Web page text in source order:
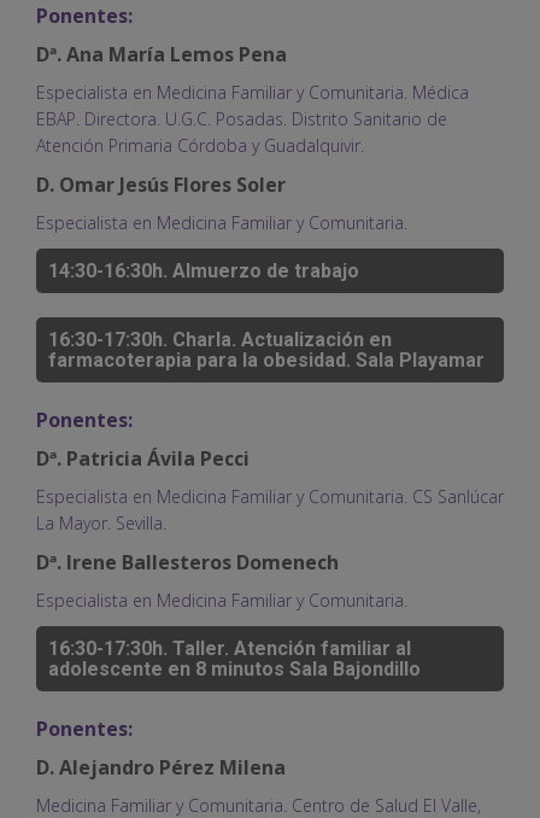
Ponentes:
Dª. Ana María Lemos Pena
Especialista en Medicina Familiar y Comunitaria. Médica
EBAP. Directora. U.G.C. Posadas. Distrito Sanitario de
Atención Primaria Córdoba y Guadalquivir.
D. Omar Jesús Flores Soler
Especialista en Medicina Familiar y Comunitaria.
14:30-16:30h. Almuerzo de trabajo
16:30-17:30h. Charla. Actualización en
farmacoterapia para la obesidad. Sala Playamar
Ponentes:
Dª. Patricia Ávila Pecci
Especialista en Medicina Familiar y Comunitaria. CS Sanlúcar
La Mayor. Sevilla.
Dª. Irene Ballesteros Domenech
Especialista en Medicina Familiar y Comunitaria.
16:30-17:30h. Taller. Atención familiar al
adolescente en 8 minutos Sala Bajondillo
Ponentes:
D. Alejandro Pérez Milena
Medicina Familiar y Comunitaria. Centro de Salud El Valle,